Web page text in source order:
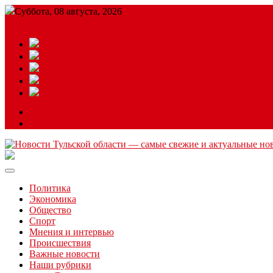
Суббота, 08 августа, 2026
Читайте последние новости дня в Тульской области на сайте
Политика
Экономика
Общество
Спорт
Мнения и интервью
Происшествия
Важные новости
Наши рубрики